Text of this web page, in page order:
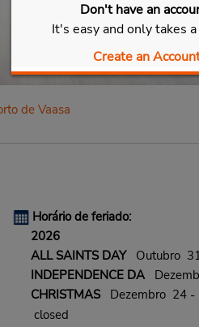
Selecionar meu
Don't have an
It's easy and only takes
Create an
de Vaasa
Horário de feriado:
2026
ALL SAINTS DAYOutubro
INDEPENDENCE DA
CHRISTMASDezembro 24 -
closed